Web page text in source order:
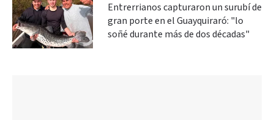
Entrerrianos capturaron un surubí de
gran porte en el Guayquiraró: "lo
soñé durante más de dos décadas"